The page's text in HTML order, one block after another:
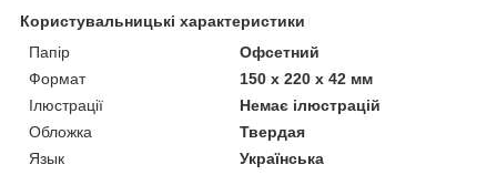
Користувальницькі характеристики
Папір
Офсетний
Формат
150 х 220 х 42 мм
Ілюстрації
Немає ілюстрацій
Обложка
Твердая
Язык
Українська